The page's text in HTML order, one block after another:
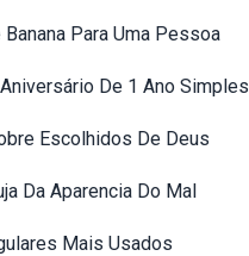
Para Uma Pessoa
De 1 Ano Simples
Escolhidos De Deus
Da Aparencia Do Mal
Mais Usados